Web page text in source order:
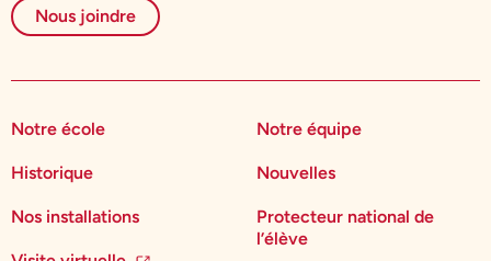
Nous joindre
Notre école
Historique
Nos installations
Notre équipe
Nouvelles
Protecteur national de
l’élève